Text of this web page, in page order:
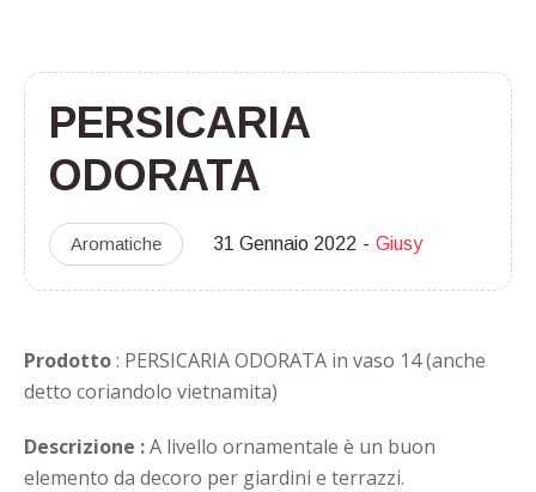
PERSICARIA
ODORATA
Aromatiche 31 Gennaio 2022 Giusy
Prodotto: PERSICARIA ODORATA in vaso 14 (anche
detto coriandolo vietnamita)
Descrizione :A livello ornamentale è un buon
elemento da decoro per giardini e terrazzi.